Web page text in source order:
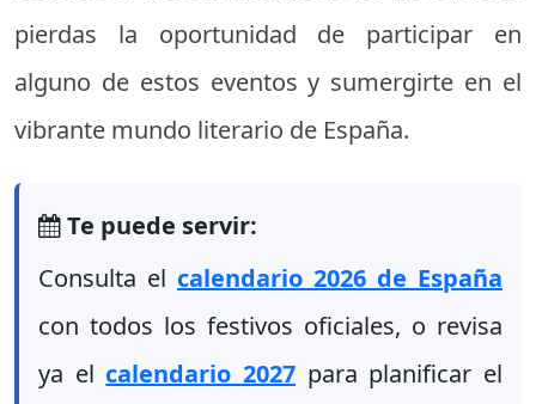
pierdas la oportunidad de participar en
alguno de estos eventos y sumergirte en el
vibrante mundo literario de España.
Te puede servir:
Consulta el calendario 2026 de España
con todos los festivos oficiales, o revisa
ya el calendario 2027 para planificar el